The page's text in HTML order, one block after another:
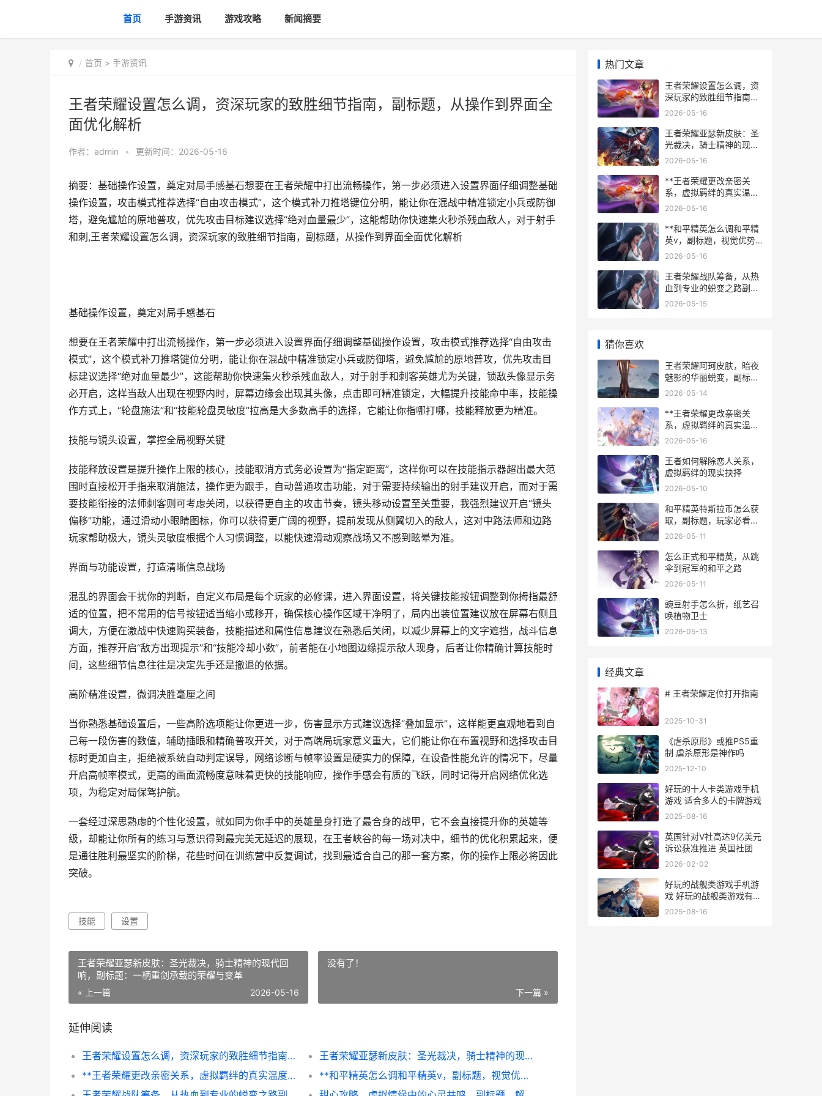
首页 手游资讯 游戏攻略 新闻摘要
首页 > 手游资讯
王者荣耀设置怎么调，资深玩家的致胜细节指南，副标题，从操作到界面全
面优化解析
作者： admin • 更新时间：2026-05-16
摘要：基础操作设置，奠定对局手感基石想要在王者荣耀中打出流畅操作，第一步必须进入设置界面仔细调整基础
操作设置，攻击模式推荐选择“自由攻击模式”，这个模式补刀推塔键位分明，能让你在混战中精准锁定小兵或防御
塔，避免尴尬的原地普攻，优先攻击目标建议选择“绝对血量最少”，这能帮助你快速集火秒杀残血敌人，对于射手
和刺,王者荣耀设置怎么调，资深玩家的致胜细节指南，副标题，从操作到界面全面优化解析
基础操作设置，奠定对局手感基石
想要在王者荣耀中打出流畅操作，第一步必须进入设置界面仔细调整基础操作设置，攻击模式推荐选择“自由攻击
模式”，这个模式补刀推塔键位分明，能让你在混战中精准锁定小兵或防御塔，避免尴尬的原地普攻，优先攻击目
标建议选择“绝对血量最少”，这能帮助你快速集火秒杀残血敌人，对于射手和刺客英雄尤为关键，锁敌头像显示务
必开启，这样当敌人出现在视野内时，屏幕边缘会出现其头像，点击即可精准锁定，大幅提升技能命中率，技能操
作方式上，“轮盘施法”和“技能轮盘灵敏度”拉高是大多数高手的选择，它能让你指哪打哪，技能释放更为精准。
技能与镜头设置，掌控全局视野关键
技能释放设置是提升操作上限的核心，技能取消方式务必设置为“指定距离”，这样你可以在技能指示器超出最大范
围时直接松开手指来取消施法，操作更为跟手，自动普通攻击功能，对于需要持续输出的射手建议开启，而对于需
要技能衔接的法师刺客则可考虑关闭，以获得更自主的攻击节奏，镜头移动设置至关重要，我强烈建议开启“镜头
偏移”功能，通过滑动小眼睛图标，你可以获得更广阔的视野，提前发现从侧翼切入的敌人，这对中路法师和边路
玩家帮助极大，镜头灵敏度根据个人习惯调整，以能快速滑动观察战场又不感到眩晕为准。
界面与功能设置，打造清晰信息战场
混乱的界面会干扰你的判断，自定义布局是每个玩家的必修课，进入界面设置，将关键技能按钮调整到你拇指最舒
适的位置，把不常用的信号按钮适当缩小或移开，确保核心操作区域干净明了，局内出装位置建议放在屏幕右侧且
调大，方便在激战中快速购买装备，技能描述和属性信息建议在熟悉后关闭，以减少屏幕上的文字遮挡，战斗信息
方面，推荐开启“敌方出现提示”和“技能冷却小数”，前者能在小地图边缘提示敌人现身，后者让你精确计算技能时
间，这些细节信息往往是决定先手还是撤退的依据。
高阶精准设置，微调决胜毫厘之间
当你熟悉基础设置后，一些高阶选项能让你更进一步，伤害显示方式建议选择“叠加显示”，这样能更直观地看到自
己每一段伤害的数值，辅助插眼和精确普攻开关，对于高端局玩家意义重大，它们能让你在布置视野和选择攻击目
标时更加自主，拒绝被系统自动判定误导，网络诊断与帧率设置是硬实力的保障，在设备性能允许的情况下，尽量
开启高帧率模式，更高的画面流畅度意味着更快的技能响应，操作手感会有质的飞跃，同时记得开启网络优化选
项，为稳定对局保驾护航。
一套经过深思熟虑的个性化设置，就如同为你手中的英雄量身打造了最合身的战甲，它不会直接提升你的英雄等
级，却能让你所有的练习与意识得到最完美无延迟的展现，在王者峡谷的每一场对决中，细节的优化积累起来，便
是通往胜利最坚实的阶梯，花些时间在训练营中反复调试，找到最适合自己的那一套方案，你的操作上限必将因此
突破。
技能 设置
王者荣耀亚瑟新皮肤：圣光裁决，骑士精神的现代回
响，副标题：一柄重剑承载的荣耀与变革
« 上一篇 2026-05-16
没有了！
下一篇 »
延伸阅读
王者荣耀设置怎么调，资深玩家的致胜细节指南，副标题，从操作到界面全面优化解析
王者荣耀亚瑟新皮肤：圣光裁决，骑士精神的现代回响，副标题：一柄重剑承载的荣耀与变革
**王者荣耀更改亲密关系，虚拟羁绊的真实温度，副标题，从数字标签到情感共鸣的旅程**
**和平精英怎么调和平精英v，副标题，视觉优势与竞技平衡的掌控艺术**
热门文章
王者荣耀设置怎么调，资
深玩家的致胜细节指南，
副标题，从操作到界面全
2026-05-16
王者荣耀亚瑟新皮肤：圣
光裁决，骑士精神的现代
回响，副标题：一柄重剑
2026-05-16
**王者荣耀更改亲密关
系，虚拟羁绊的真实温
度，副标题，从数字标签
2026-05-16
**和平精英怎么调和平精
英v，副标题，视觉优势
与竞技平衡的掌控艺术**
2026-05-16
王者荣耀战队筹备，从热
血到专业的蜕变之路副标
题，草台班子到职业体系
2026-05-15
猜你喜欢
王者荣耀阿珂皮肤，暗夜
魅影的华丽蜕变，副标
题，从致命风华到节奏热
2026-05-14
**王者荣耀更改亲密关
系，虚拟羁绊的真实温
度，副标题，从数字标签
2026-05-16
王者如何解除恋人关系，
虚拟羁绊的现实抉择
2026-05-10
和平精英特斯拉币怎么获
取，副标题，玩家必看的
实战心得与策略解析
2026-05-11
怎么正式和平精英，从跳
伞到冠军的和平之路
2026-05-11
豌豆射手怎么折，纸艺召
唤植物卫士
2026-05-13
经典文章
# 王者荣耀定位打开指南
2025-10-31
《虐杀原形》或推PS5重
制 虐杀原形是神作吗
2025-12-10
好玩的十人卡类游戏手机
游戏 适合多人的卡牌游戏
2025-08-16
英国针对V社高达9亿美元
诉讼获准推进 英国社团
2026-02-02
好玩的战舰类游戏手机游
戏 好玩的战舰类游戏有哪
些
2025-08-16